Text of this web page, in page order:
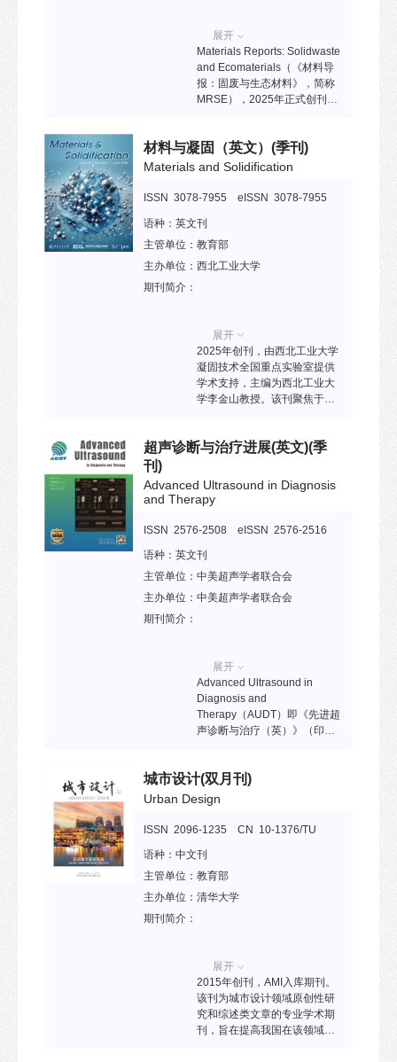
展开
Materials Reports: Solidwaste
and Ecomaterials（《材料导
报：固废与生态材料》，简称
MRSE），2025年正式创刊，
体废弃物处理与资源化利用以
及生态材料。由中国矿业大学
主编，香港理工大学Chi Sun
授、同济大学张祖华教授担任
共同主编；由清华大学出版社
SciOpen平台提供出版服务，
采用开放获取出版模式。
生态社会。报道范围涵盖建筑
及拆卸废物、矿山固体废弃
物、燃煤废物、工业危险固体
废物、交通固体废弃物、生物
质及新能源固废等多个领域。
材料与凝固（英文） (季刊)
Materials and Solidification
ISSN 3078-7955 eISSN 3078-7955
语种： 英文刊
主管单位： 教育部
主办单位： 西北工业大学
期刊简介：
展开
2025年创刊，由西北工业大学
凝固技术全国重点实验室提供
学术支持，主编为西北工业大
学李金山教授。该刊聚焦于凝
机、无机和聚合物材料块状或
创性成果，旨为全球科研人员
及工程技术专家提供高水平学
术交流平台，推动凝固理论、
材料设计、显微组织演化及工
超声诊断与治疗进展(英文)(季
刊)
Advanced Ultrasound in Diagnosis
and Therapy
ISSN 2576-2508 eISSN 2576-2516
语种： 英文刊
主管单位： 中美超声学者联合会
主办单位： 中美超声学者联合会
期刊简介：
展开
Advanced Ultrasound in
Diagnosis and
Therapy（AUDT）即《先进超
声诊断与治疗（英）》（印刷
际化、开放获取的同行评审英
文期刊，专注于超声成像及其
涵盖基础科学研究和临床实践
季刊，并已被SCOPUS、
DOAJ、Embase、EBSCO、
J-Gate、Europub、
PubScholar、SciOpen、ICI
2023年的Cite Score分别为0.2
和0.77，显示出期刊影响因子
的快速增长趋势。预计其在
Web of Science的影响因子将
达5.157，H指数为9.77。
城市设计(双月刊)
Urban Design
ISSN 2096-1235 CN 10-1376/TU
语种： 中文刊
主管单位： 教育部
主办单位： 清华大学
期刊简介：
展开
2015年创刊，AMI入库期刊。
该刊为城市设计领域原创性研
究和综述类文章的专业学术期
刊，旨在提高我国在该领域的